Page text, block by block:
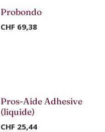
Nouveau !
Probondo
CHF 69,38
Nouveau !
Pros-Aide Adhesive
(liquide)
CHF 25,44